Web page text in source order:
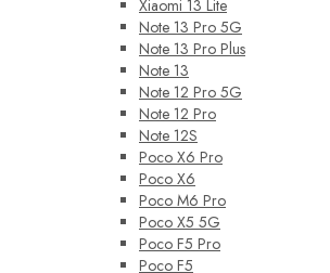
Xiaomi 13 Lite
Note 13 Pro 5G
Note 13 Pro Plus
Note 13
Note 12 Pro 5G
Note 12 Pro
Note 12S
Poco X6 Pro
Poco X6
Poco M6 Pro
Poco X5 5G
Poco F5 Pro
Poco F5